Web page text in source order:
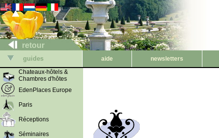
retour
guides aide
newsletters
Chateaux-hôtels &
Chambres d'hôtes
EdenPlaces Europe
Paris
Réceptions
Séminaires